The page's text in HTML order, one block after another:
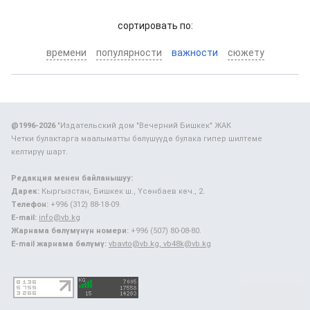
cортировать по:
времени популярности важности сюжету
@1996-2026"Издательский дом "Вечерний Бишкек" ЖАК
Четки булактарга маалыматты бөлүшүүдө булака гипер шилтеме
келтирүү шарт.
Редакция менен байланышуу:
Дарек: Кыргызстан, Бишкек ш., Үсөнбаев көч., 2.
Телефон: +996 (312) 88-18-09.
E-mail: info@vb.kg
Жарнама бөлүмүнүн номери: +996 (507) 80-08-80.
E-mail жарнама бөлүмү: vbavto@vb.kg, vb48k@vb.kg